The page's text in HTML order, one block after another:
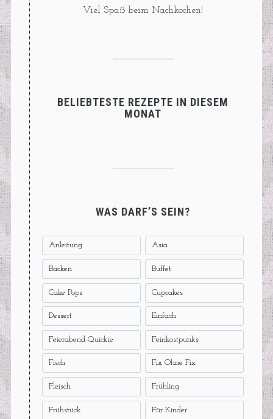
Viel Spaß beim Nachkochen!
BELIEBTESTE REZEPTE IN DIESEM
MONAT
WAS DARF’S SEIN?
Anleitung Asia
Backen Buffet
Cake Pops Cupcakes
Dessert Einfach
Feierabend-Quickie Feinkostpunks
Fisch Fix Ohne Fix
Fleisch Frühling
Frühstück Für Kinder